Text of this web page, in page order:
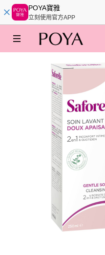
POYA寶雅
立刻使用官方APP